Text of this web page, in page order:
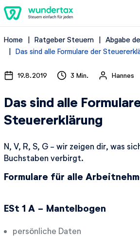
So geht's
Kosten
Steuertipps
Home Ratgeber Steuern
Abgabe
Das sind alle Formulare der
19.8.2019 3 Min. Hannes
Das sind alle
Steuererklärung
N, V, R, S, G - wir zeigen dir, was
Buchstaben verbirgt.
Formulare für alle
ESt 1 A - Mantelbogen
persönliche Daten